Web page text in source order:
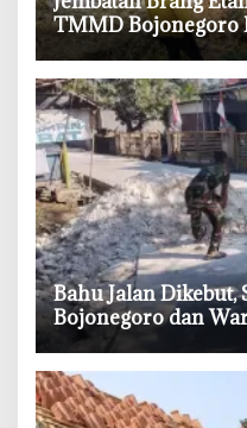
TMMD Bojonegoro
Warga
‎Bahu Jalan Dikebut,
Bojonegoro dan
Tengah Terik